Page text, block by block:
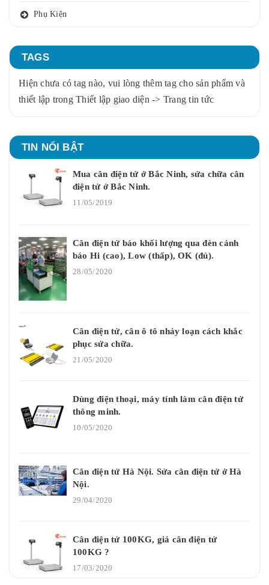
Phụ Kiện
TAGS
Hiện chưa có tag nào, vui lòng thêm tag cho sản phẩm và
thiết lập trong Thiết lập giao diện -> Trang tin tức
TIN NỔI BẬT
Mua cân điện tử ở Bắc Ninh, sửa chữa cân
điện tử ở Bắc Ninh.
11/05/2019
Cân điện tử báo khối lượng qua đèn cảnh
báo Hi (cao), Low (thấp), OK (đủ).
28/05/2020
Cân điện tử, cân ô tô nhảy loạn cách khắc
phục sửa chữa.
21/05/2020
Dùng điện thoại, máy tính làm cân điện tử
thông minh.
10/05/2020
Cân điện tử Hà Nội. Sửa cân điện tử ở Hà
Nội.
29/04/2020
Cân điện tử 100KG, giá cân điện tử
100KG ?
17/03/2020